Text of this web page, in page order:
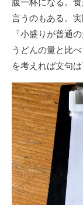
言うのもある。
「小盛りが普通
うどんの量と比
を考えれば文句は